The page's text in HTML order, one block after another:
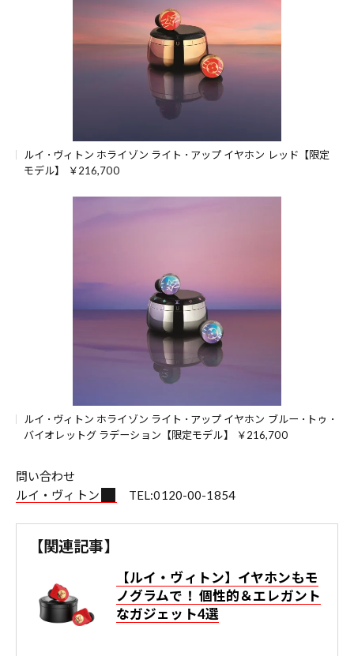
ルイ ･ヴィトン ホライゾン ライト ･アップ イヤホン レッド【限定
モデル】 ￥216,700
ルイ ･ヴィトン ホライゾン ライト ･アップ イヤホン ブルー ･トゥ ･
バイオレットグ ラデーション【限定モデル】 ￥216,700
問い合わせ
ルイ・ヴィトン
TEL:0120-00-1854
【関連記事】
【ルイ・ヴィトン】イヤホンもモ
ノグラムで！ 個性的＆エレガント
なガジェット4選